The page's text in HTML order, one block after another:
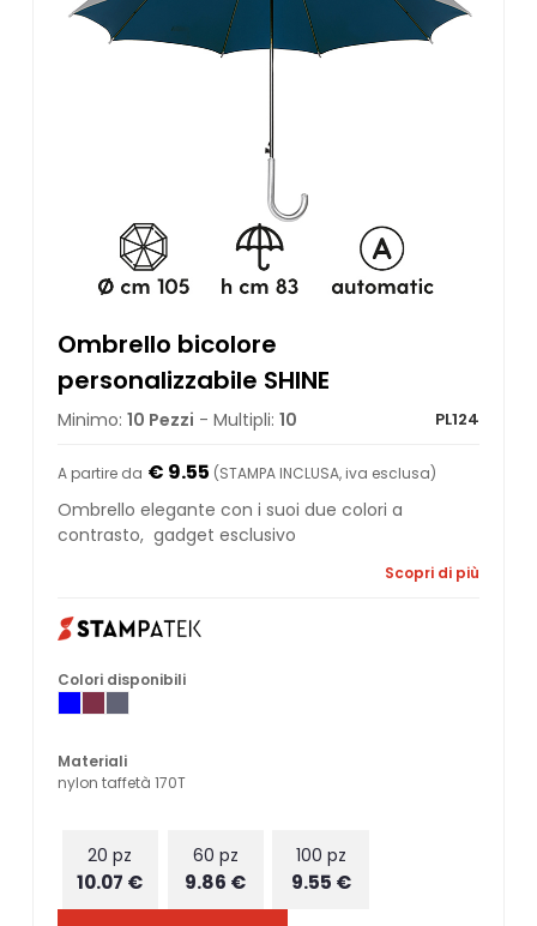
Ombrello bicolore
personalizzabile SHINE
Minimo: 10 Pezzi - Multipli: 10 PL124
A partire da € 9.55 (STAMPA INCLUSA, iva esclusa)
Ombrello elegante con i suoi due colori a
contrasto, gadget esclusivo
Scopri di più
Colori disponibili
Materiali
nylon taffetà 170T
20 pz
10.07 €
60 pz
9.86 €
100 pz
9.55 €